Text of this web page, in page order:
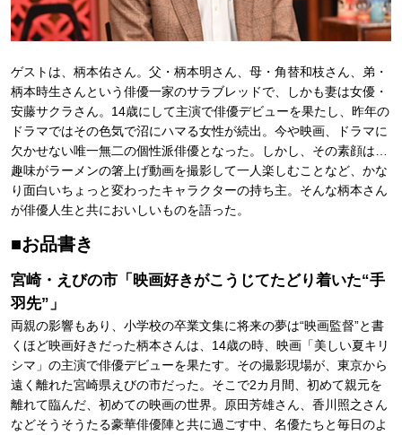
ゲストは、柄本佑さん。父・柄本明さん、母・角替和枝さん、弟・
柄本時生さんという俳優一家のサラブレッドで、しかも妻は女優・
安藤サクラさん。14歳にして主演で俳優デビューを果たし、昨年の
ドラマではその色気で沼にハマる女性が続出。今や映画、ドラマに
欠かせない唯一無二の個性派俳優となった。しかし、その素顔は…
趣味がラーメンの箸上げ動画を撮影して一人楽しむことなど、かな
り面白いちょっと変わったキャラクターの持ち主。そんな柄本さん
が俳優人生と共においしいものを語った。
■お品書き
宮崎・えびの市「映画好きがこうじてたどり着いた“手
羽先”」
両親の影響もあり、小学校の卒業文集に将来の夢は“映画監督”と書
くほど映画好きだった柄本さんは、14歳の時、映画「美しい夏キリ
シマ」の主演で俳優デビューを果たす。その撮影現場が、東京から
遠く離れた宮崎県えびの市だった。そこで2カ月間、初めて親元を
離れて臨んだ、初めての映画の世界。原田芳雄さん、香川照之さん
などそうそうたる豪華俳優陣と共に過ごす中、名優たちと毎日のよ